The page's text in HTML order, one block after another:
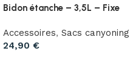
Bidon étanche – 3,5L – Fixe
Accessoires, Sacs canyoning
24,90 €